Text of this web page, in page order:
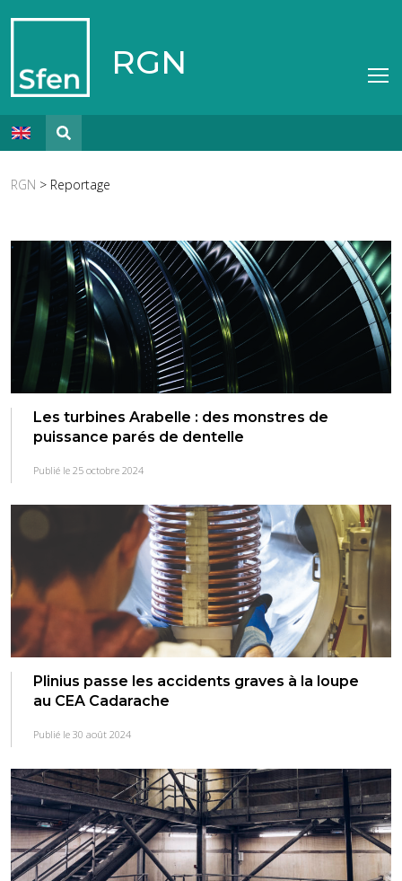
RGN
RGN > Reportage
Les turbines Arabelle : des monstres de
puissance parés de dentelle
Publié le 25 octobre 2024
Plinius passe les accidents graves à la loupe
au CEA Cadarache
Publié le 30 août 2024